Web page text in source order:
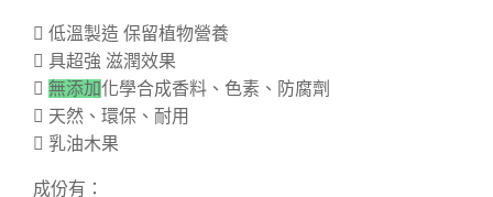
 低溫製造 保留植物營養
 具超強 滋潤效果
 無添加化學合成香料、色素、防腐劑
 天然、環保、耐用
 乳油木果
成份有：